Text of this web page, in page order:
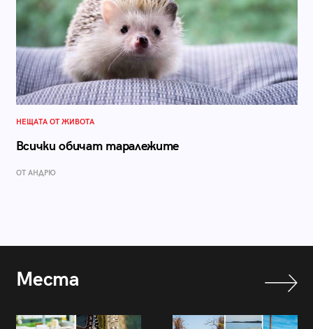
НЕЩАТА ОТ ЖИВОТА
Всички обичат таралежите
ОТ АНДРЮ
Места